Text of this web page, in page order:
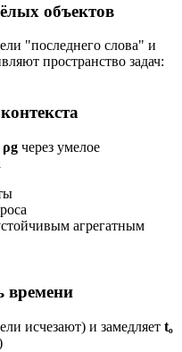
объектов
"последнего слова" и
пространство задач:
ρg через умелое
агрегатным
времени
исчезают) и замедляет tₒ